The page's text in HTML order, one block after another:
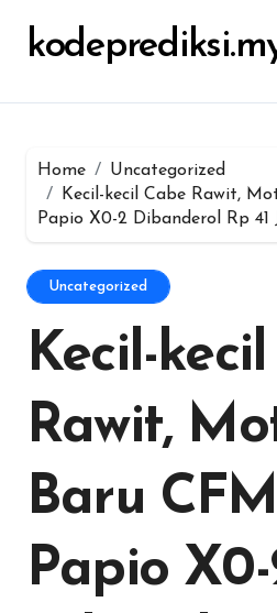
content
Home
Uncategorized
Kecil-kecil Cabe Rawit,
Papio X0-2 Dibanderol Rp 41
Uncategorized
Kecil-
Rawit,
Baru
Papio
untuk: